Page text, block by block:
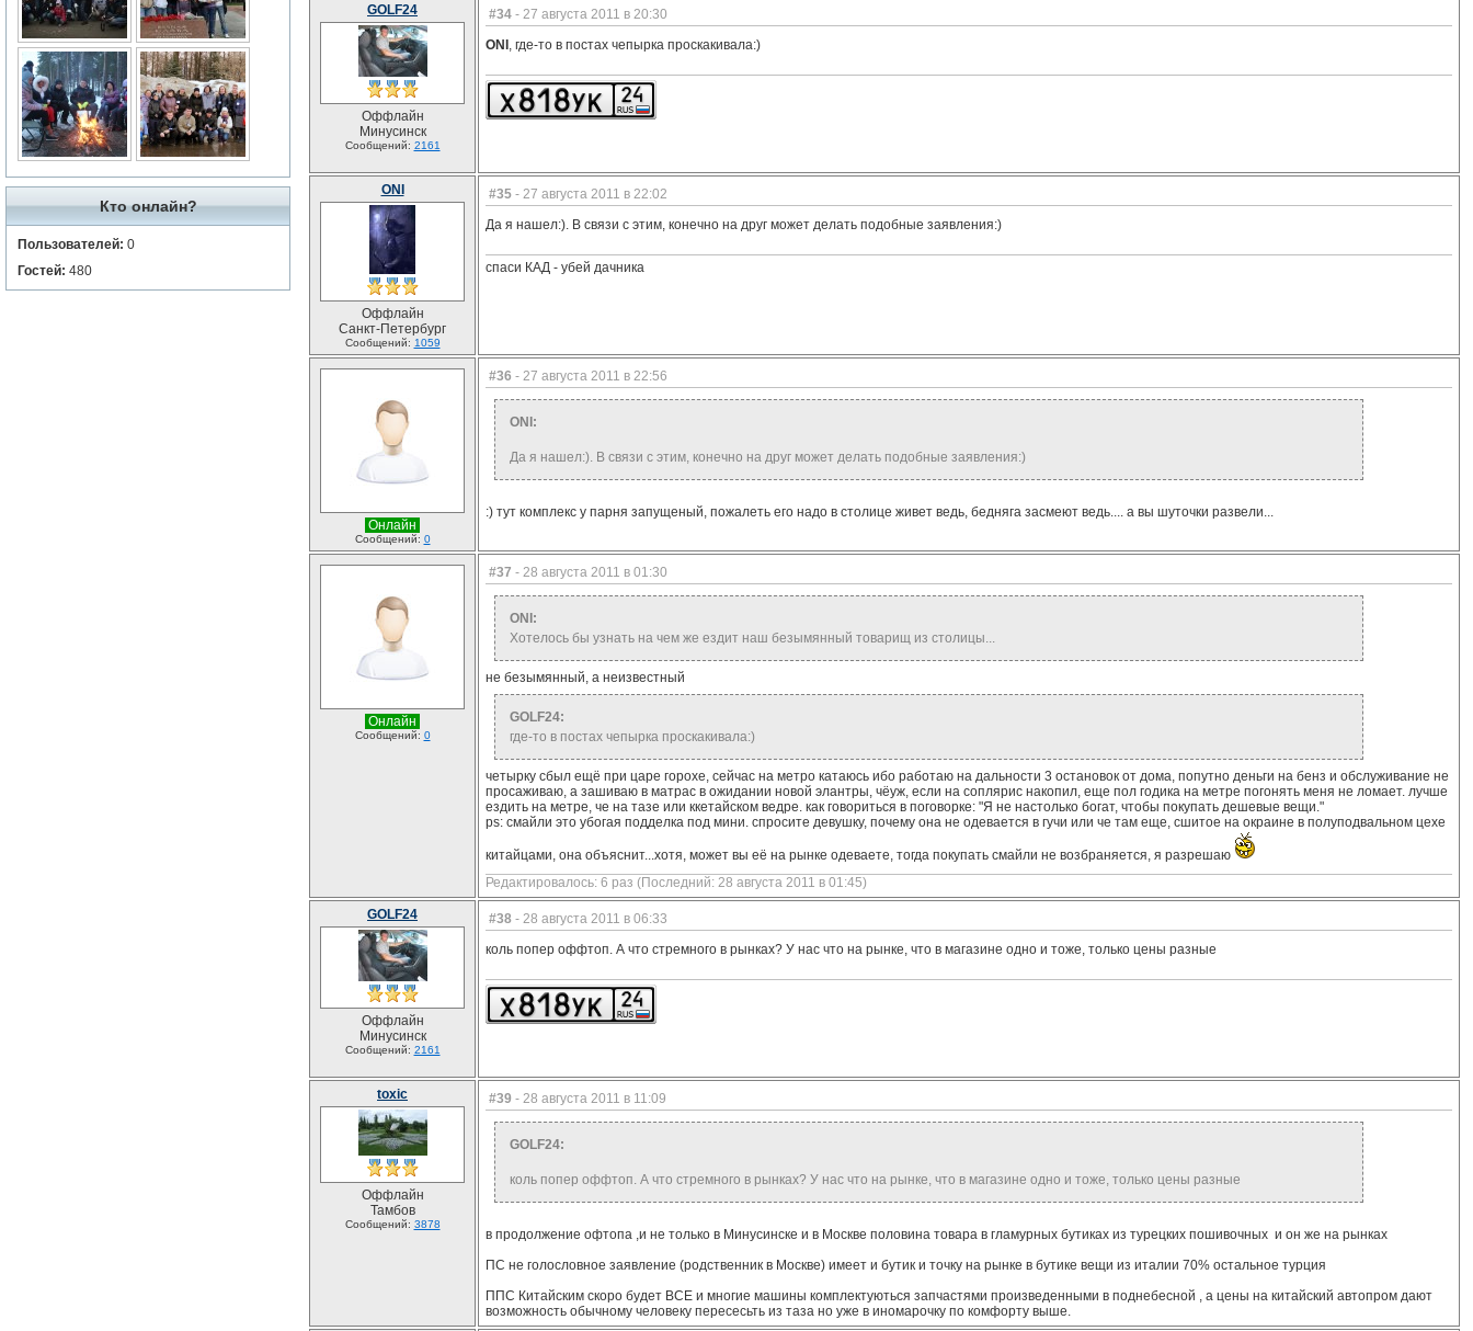
Кто онлайн?
Пользователей: 0
Гостей: 480
GOLF24
Оффлайн
Минусинск
Сообщений: 2161
#34 - 27 августа 2011 в 20:30
ONI , где-то в постах чепырка проскакивала:)
ONI
Оффлайн
Санкт-Петербург
Сообщений: 1059
#35 - 27 августа 2011 в 22:02
Да я нашел:). В связи с этим, конечно на друг может делать подобные заявления:)
спаси КАД - убей дачника
Онлайн
Сообщений: 0
#36 - 27 августа 2011 в 22:56
ONI:
Да я нашел:). В связи с этим, конечно на друг может делать подобные заявления:)
:) тут комплекс у парня запущеный, пожалеть его надо в столице живет ведь, бедняга засмеют ведь.... а вы шуточки развели...
Онлайн
Сообщений: 0
#37 - 28 августа 2011 в 01:30
ONI:
Хотелось бы узнать на чем же ездит наш безымянный товарищ из столицы...
не безымянный, а неизвестный
GOLF24:
где-то в постах чепырка проскакивала:)
четырку сбыл ещё при царе горохе, сейчас на метро катаюсь ибо работаю на дальности 3 остановок от дома, попутно деньги на бенз и обслуживание не
просаживаю, а зашиваю в матрас в ожидании новой элантры, чёуж, если на соплярис накопил, еще пол годика на метре погонять меня не ломает. лучше
ездить на метре, че на тазе или ккетайском ведре. как говориться в поговорке: "Я не настолько богат, чтобы покупать дешевые вещи."
ps: смайли это убогая подделка под мини. спросите девушку, почему она не одевается в гучи или че там еще, сшитое на окраине в полуподвальном цехе
китайцами, она объяснит...хотя, может вы её на рынке одеваете, тогда покупать смайли не возбраняется, я разрешаю
Редактировалось: 6 раз (Последний: 28 августа 2011 в 01:45)
GOLF24
Оффлайн
Минусинск
Сообщений: 2161
#38 - 28 августа 2011 в 06:33
коль попер оффтоп. А что стремного в рынках? У нас что на рынке, что в магазине одно и тоже, только цены разные
toxic
Оффлайн
Тамбов
Сообщений: 3878
#39 - 28 августа 2011 в 11:09
GOLF24:
коль попер оффтоп. А что стремного в рынках? У нас что на рынке, что в магазине одно и тоже, только цены разные
в продолжение офтопа ,и не только в Минусинске и в Москве половина товара в гламурных бутиках из турецких пошивочных и он же на рынках
ПС не голословное заявление (родственник в Москве) имеет и бутик и точку на рынке в бутике вещи из италии 70% остальное турция
ППС Китайским скоро будет ВСЕ и многие машины комплектуються запчастями произведенными в поднебесной , а цены на китайский автопром дают
возможность обычному человеку пересесьть из таза но уже в иномарочку по комфорту выше.